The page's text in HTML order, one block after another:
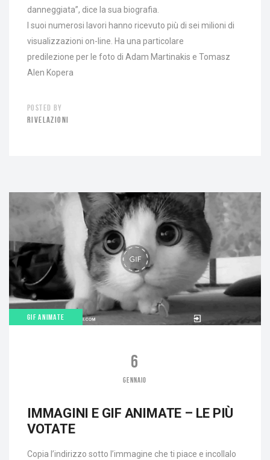
danneggiata”, dice la sua biografia.
I suoi numerosi lavori hanno ricevuto più di sei milioni di
visualizzazioni on-line. Ha una particolare
predilezione per le foto di Adam Martinakis e Tomasz
Alen Kopera
POSTED BY
RIVELAZIONI
GIF ANIMATE
6
GENNAIO
IMMAGINI E GIF ANIMATE – LE PIÙ
VOTATE
Copia l’indirizzo sotto l’immagine che ti piace e incollalo